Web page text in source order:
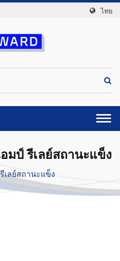
ไทย
มป์ รีเลย์สถานะแข็ง
รีเลย์สถานะแข็ง